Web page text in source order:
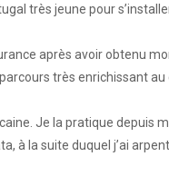
très jeune pour
après avoir obtenu
très enrichissant
Je la pratique depuis
à la suite duquel j’ai